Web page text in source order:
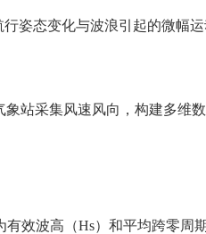
姿态变化与波浪引起的微幅
站采集风速风向，构建多维
效波高（Hs）和平均跨零周